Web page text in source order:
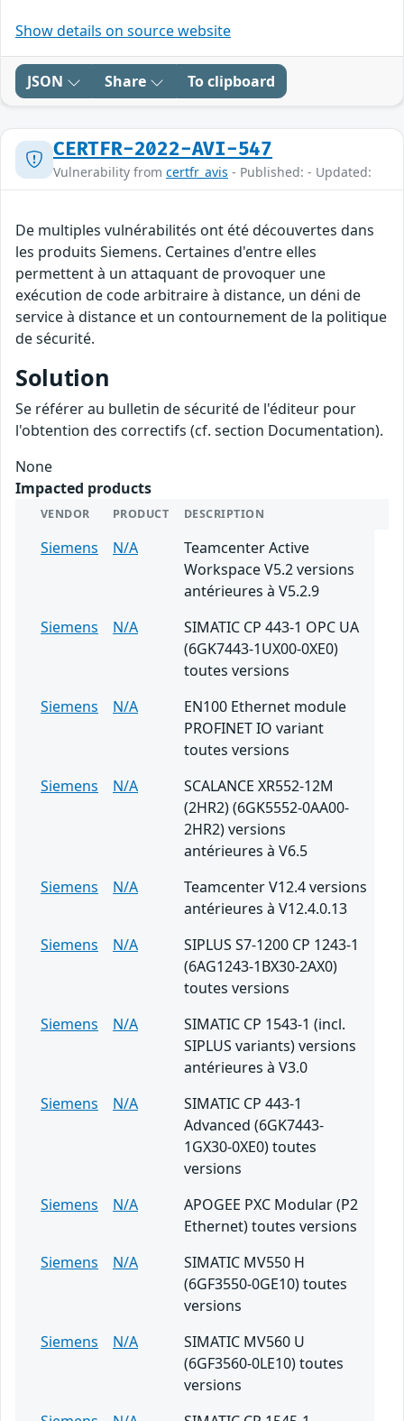
Show details on source website
JSON Share To clipboard
CERTFR-2022-AVI-547
Vulnerability from certfr_avis - Published: - Updated:
De multiples vulnérabilités ont été découvertes dans
les produits Siemens. Certaines d'entre elles
permettent à un attaquant de provoquer une
exécution de code arbitraire à distance, un déni de
service à distance et un contournement de la politique
de sécurité.
Solution
Se référer au bulletin de sécurité de l'éditeur pour
l'obtention des correctifs (cf. section Documentation).
None
Impacted products
VENDOR PRODUCT DESCRIPTION
Siemens N/A
Teamcenter Active
Workspace V5.2 versions
antérieures à V5.2.9
Siemens
N/A
SIMATIC CP 443-1 OPC UA
(6GK7443-1UX00-0XE0)
toutes versions
Siemens
N/A
EN100 Ethernet module
PROFINET IO variant
toutes versions
Siemens
N/A
SCALANCE XR552-12M
(2HR2) (6GK5552-0AA00-
2HR2) versions
antérieures à V6.5
Siemens
N/A
Teamcenter V12.4 versions
antérieures à V12.4.0.13
Siemens
N/A
SIPLUS S7-1200 CP 1243-1
(6AG1243-1BX30-2AX0)
toutes versions
Siemens
N/A
SIMATIC CP 1543-1 (incl.
SIPLUS variants) versions
antérieures à V3.0
Siemens
N/A
SIMATIC CP 443-1
Advanced (6GK7443-
1GX30-0XE0) toutes
versions
Siemens
N/A
APOGEE PXC Modular (P2
Ethernet) toutes versions
Siemens
N/A
SIMATIC MV550 H
(6GF3550-0GE10) toutes
versions
Siemens
N/A
SIMATIC MV560 U
(6GF3560-0LE10) toutes
versions